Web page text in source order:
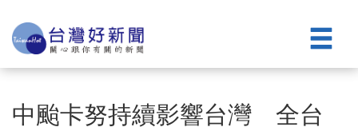
中颱卡努持續影響台灣 全台